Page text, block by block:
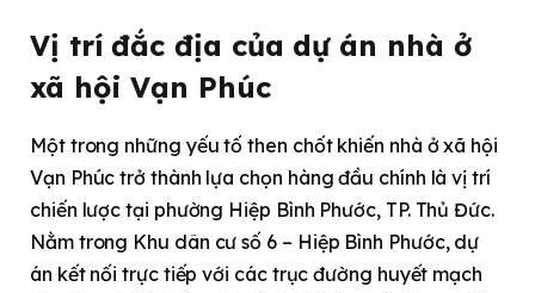
Vị trí đắc địa của dự án nhà ở
xã hội Vạn Phúc
Một trong những yếu tố then chốt khiến nhà ở xã hội
Vạn Phúc trở thành lựa chọn hàng đầu chính là vị trí
chiến lược tại phường Hiệp Bình Phước, TP. Thủ Đức.
Nằm trong Khu dân cư số 6 – Hiệp Bình Phước, dự
án kết nối trực tiếp với các trục đường huyết mạch